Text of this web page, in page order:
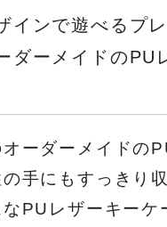
インで遊べるプ
ダーメイドのPU
ーダーメイドの
手にもすっきり
PUレザーキーケ